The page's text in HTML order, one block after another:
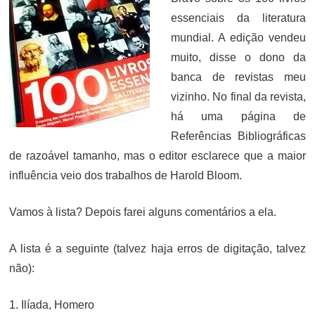
essenciais da literatura
mundial. A edição vendeu
muito, disse o dono da
banca de revistas meu
vizinho. No final da revista,
há uma página de
Referências Bibliográficas
de razoável tamanho, mas o editor esclarece que a maior
influência veio dos trabalhos de Harold Bloom.
Vamos à lista? Depois farei alguns comentários a ela.
A lista é a seguinte (talvez haja erros de digitação, talvez
não):
1. Ilíada, Homero